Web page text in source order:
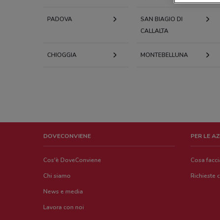
PADOVA
SAN BIAGIO DI
CALLALTA
CHIOGGIA MONTEBELLUNA
DOVECONVIENE
Cos'è DoveConviene
Chi siamo
News e media
Lavora con noi
PER LE
Cosa
Richieste